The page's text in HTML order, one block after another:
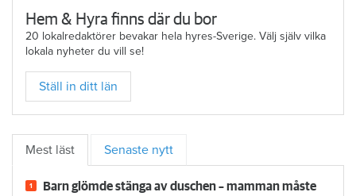
Hem & Hyra finns där du bor
20 lokalredaktörer bevakar hela hyres-Sverige. Välj själv vilka
lokala nyheter du vill se!
Ställ in ditt län
Mest läst Senaste nytt
Barn glömde stänga av duschen – mamman måste